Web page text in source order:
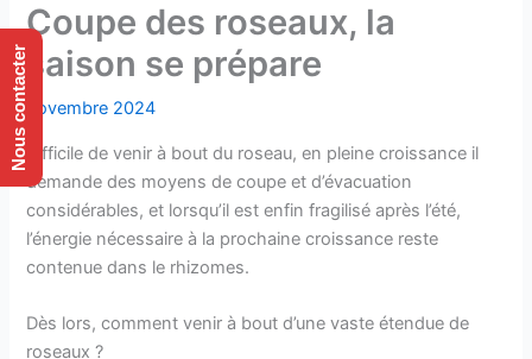
Coupe des roseaux, la
saison se prépare
novembre 2024
Difficile de venir à bout du roseau, en pleine croissance il
demande des moyens de coupe et d’évacuation
considérables, et lorsqu’il est enfin fragilisé après l’été,
l’énergie nécessaire à la prochaine croissance reste
contenue dans le rhizomes.
Dès lors, comment venir à bout d’une vaste étendue de
roseaux ?
Nous contacter